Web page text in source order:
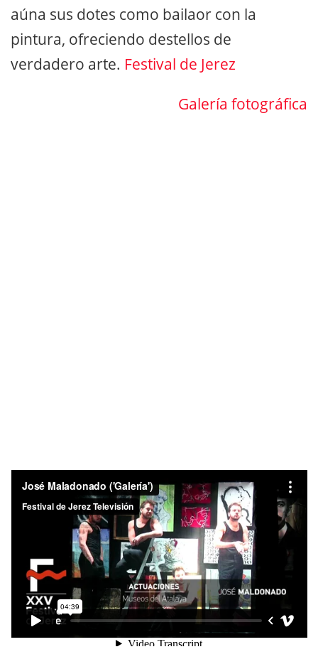
aúna sus dotes como bailaor con la
pintura, ofreciendo destellos de
verdadero arte. Festival de Jerez
Galería fotográfica